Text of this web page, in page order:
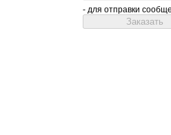
- для отправки